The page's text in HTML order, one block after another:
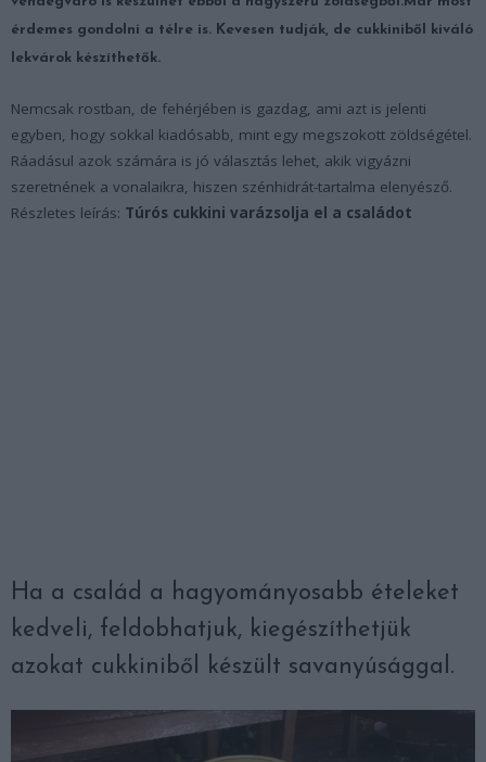
érdemes gondolni a télre is. Kevesen tudják, de cukkiniből kiváló
lekvárok készíthetők.
Nemcsak rostban, de fehérjében is gazdag, ami azt is jelenti
egyben, hogy sokkal kiadósabb, mint egy megszokott zöldségétel.
Ráadásul azok számára is jó választás lehet, akik vigyázni
szeretnének a vonalaikra, hiszen szénhidrát-tartalma elenyésző.
Részletes leírás: Túrós cukkini varázsolja el a családot
Ha a család a hagyományosabb ételeket
kedveli, feldobhatjuk, kiegészíthetjük
azokat cukkiniből készült savanyúsággal.